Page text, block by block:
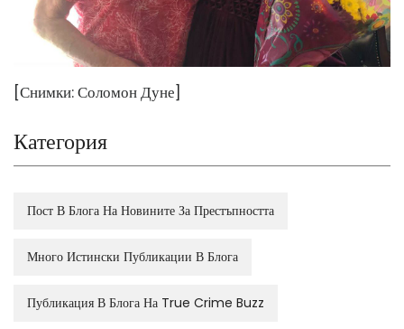
[Снимки: Соломон Дуне]
Категория
Пост В Блога На Новините За Престъпността
Много Истински Публикации В Блога
Публикация В Блога На True Crime Buzz